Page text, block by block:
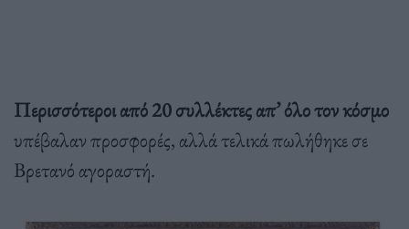
Περισσότεροι από 20 συλλέκτες απ’ όλο τον κόσμο
υπέβαλαν προσφορές, αλλά τελικά πωλήθηκε σε
Βρετανό αγοραστή.